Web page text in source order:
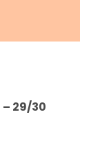
– 29/30